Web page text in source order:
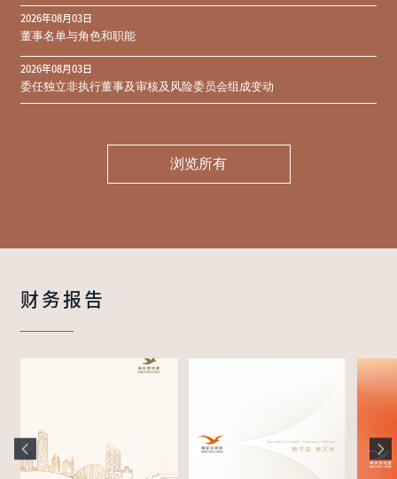
期之450,000,000美元9.75%优先票据之同意征求于届满期限前收到的
同意结果
2026年08月03日
董事名单与角色和职能
2026年08月03日
委任独立非执行董事及审核及风险委员会组成变动
浏览所有
财务报告